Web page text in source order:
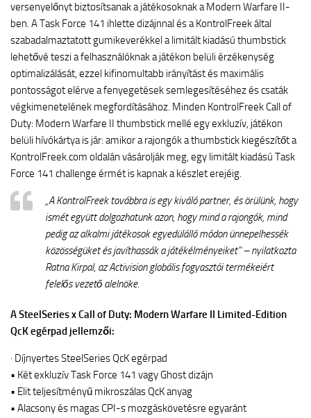
versenyelőnyt biztosítsanak a játékosoknak a Modern Warfare II-
ben. A Task Force 141 ihlette dizájnnal és a KontrolFreek által
szabadalmaztatott gumikeverékkel a limitált kiadású thumbstick
lehetővé teszi a felhasználóknak a játékon belüli érzékenység
optimalizálását, ezzel kifinomultabb irányítást és maximális
pontosságot elérve a fenyegetések semlegesítéséhez és csaták
végkimenetelének megfordításához. Minden KontrolFreek Call of
Duty: Modern Warfare II thumbstick mellé egy exkluzív, játékon
belüli hívókártya is jár: amikor a rajongók a thumbstick kiegészítőt a
KontrolFreek.com oldalán vásárolják meg, egy limitált kiadású Task
Force 141 challenge érmét is kapnak a készlet erejéig.
„A KontrolFreek továbbra is egy kiváló partner, és örülünk, hogy
ismét együtt dolgozhatunk azon, hogy mind a rajongók, mind
pedig az alkalmi játékosok egyedülálló módon ünnepelhessék
közösségüket és javíthassák a játékélményeiket” – nyilatkozta
Ratna Kirpal, az Activision globális fogyasztói termékeiért
felelős vezető alelnöke.
A SteelSeries x Call of Duty: Modern Warfare II Limited-Edition
QcK egérpad jellemzői:
· Díjnyertes SteelSeries QcK egérpad
• Két exkluzív Task Force 141 vagy Ghost dizájn
• Elit teljesítményű mikroszálas QcK anyag
• Alacsony és magas CPI-s mozgáskövetésre egyaránt